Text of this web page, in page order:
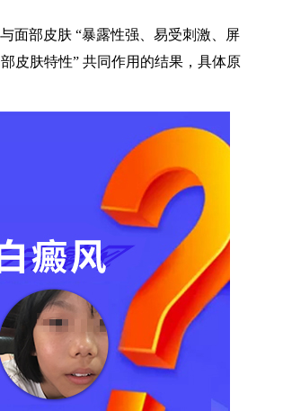
部皮肤 “暴露性强、易受刺激、屏
皮肤特性” 共同作用的结果，具体原